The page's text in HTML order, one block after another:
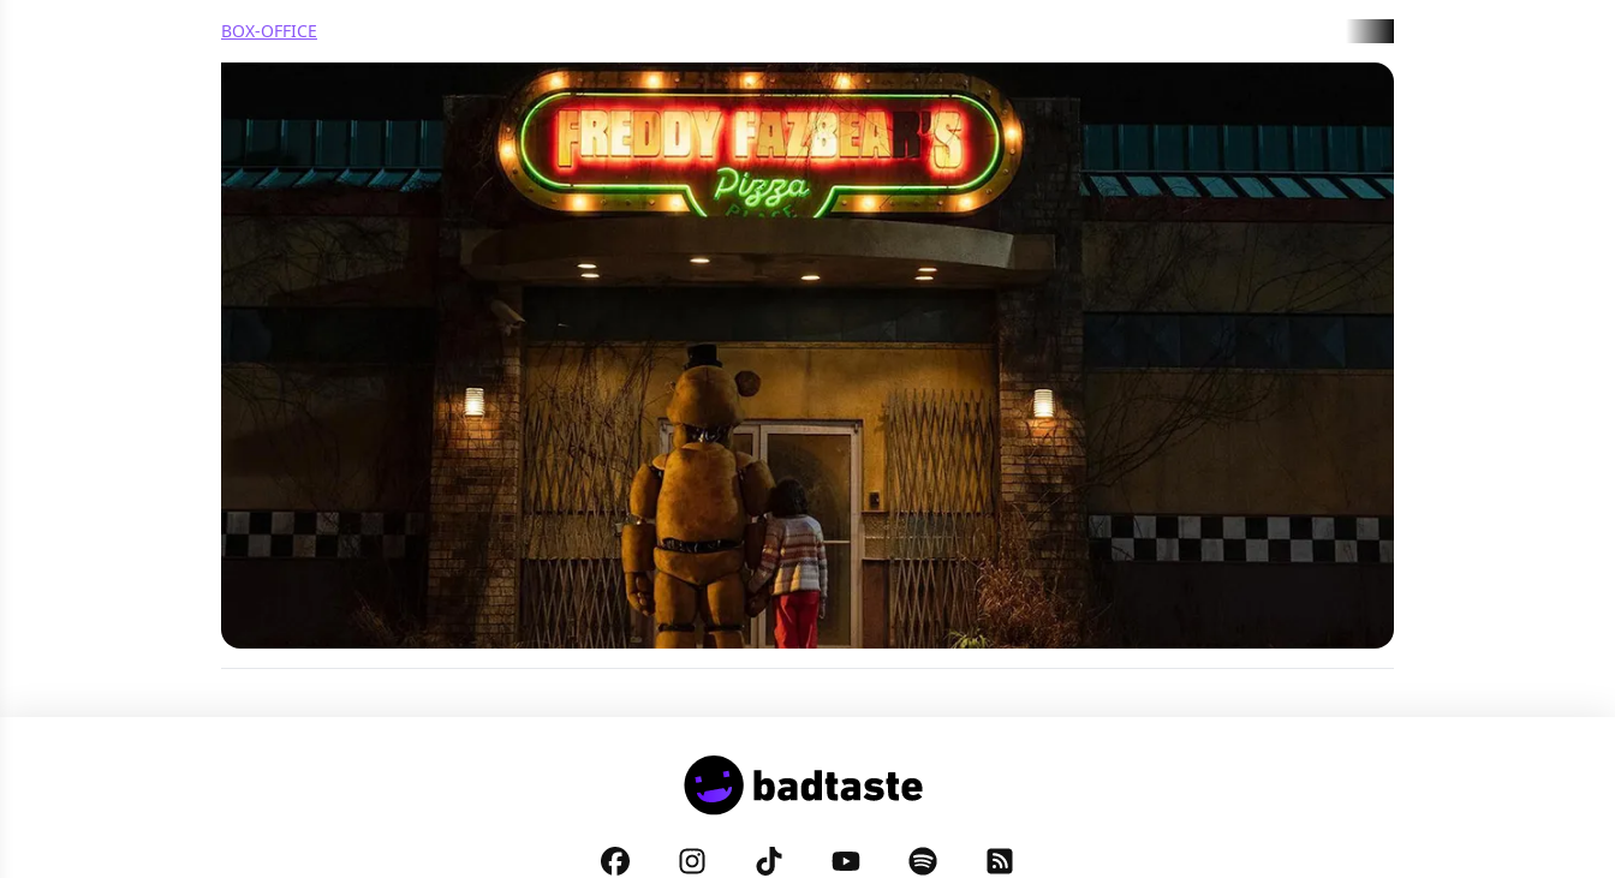
BOX-OFFICE